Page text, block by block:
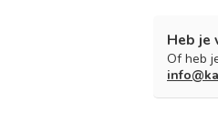
Heb je
Of heb